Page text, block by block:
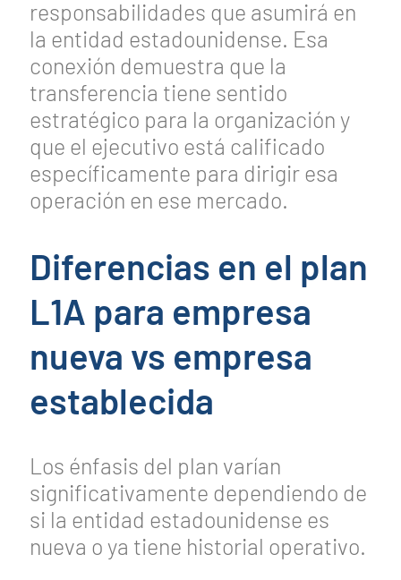
responsabilidades que asumirá en
la entidad estadounidense. Esa
conexión demuestra que la
transferencia tiene sentido
estratégico para la organización y
que el ejecutivo está calificado
específicamente para dirigir esa
operación en ese mercado.
Diferencias en el plan
L1A para empresa
nueva vs empresa
establecida
Los énfasis del plan varían
significativamente dependiendo de
si la entidad estadounidense es
nueva o ya tiene historial operativo.